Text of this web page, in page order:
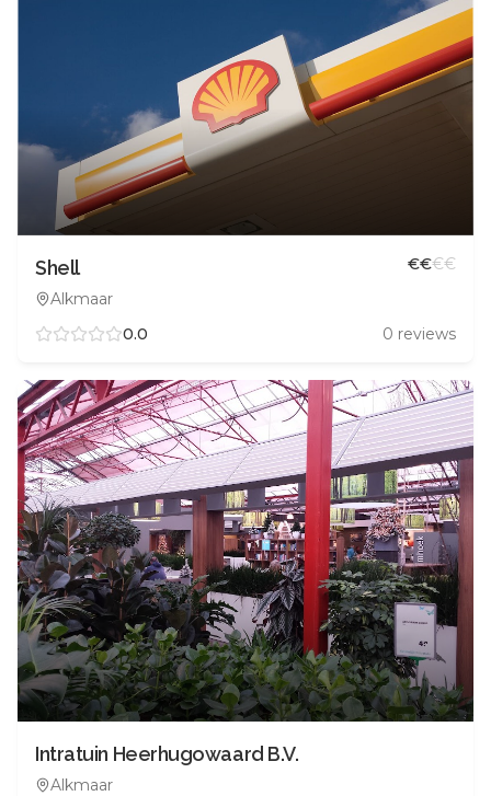
Shell
Alkmaar
€€€€
0.0 0 reviews
Intratuin Heerhugowaard B.V.
Alkmaar